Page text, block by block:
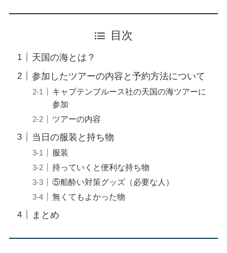
目次
天国の海とは？
参加したツアーの内容と予約方法について
キャプテンブルース社の天国の海ツアーに
参加
ツアーの内容
当日の服装と持ち物
服装
持っていくと便利な持ち物
⑤船酔い対策グッズ（必要な人）
無くてもよかった物
まとめ